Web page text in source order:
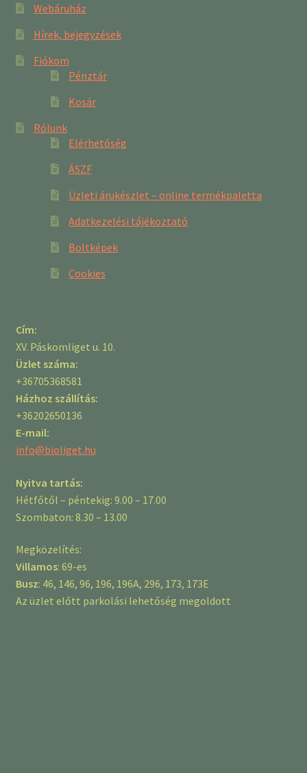
Webáruház
Hírek, bejegyzések
Fiókom
Pénztár
Kosár
Rólunk
Elérhetőség
ÁSZF
Üzleti árukészlet – online termékpaletta
Adatkezelési tájékoztató
Boltképek
Cookies
Cím:
XV. Páskomliget u. 10.
Üzlet száma:
+36705368581
Házhoz szállítás:
+36202650136
E-mail:
info@bioliget.hu
Nyitva tartás:
Hétfőtől – péntekig: 9.00 – 17.00
Szombaton: 8.30 – 13.00
Megközelítés:
Villamos: 69-es
Busz: 46, 146, 96, 196, 196A, 296, 173, 173E
Az üzlet előtt parkolási lehetőség megoldott